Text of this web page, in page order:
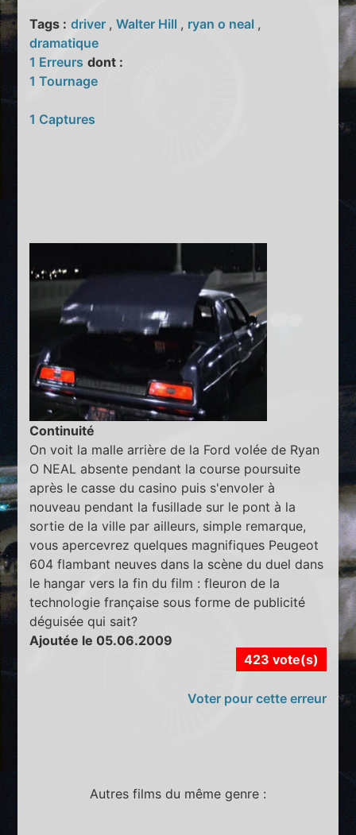
Tags : driver ,Walter Hill , ryan o neal ,
dramatique
1 Erreurs dont :
1 Tournage
1 Captures
Continuité
On voit la malle arrière de la Ford volée de Ryan
O NEAL absente pendant la course poursuite
après le casse du casino puis s'envoler à
nouveau pendant la fusillade sur le pont à la
sortie de la ville par ailleurs, simple remarque,
vous apercevrez quelques magnifiques Peugeot
604 flambant neuves dans la scène du duel dans
le hangar vers la fin du film : fleuron de la
technologie française sous forme de publicité
déguisée qui sait?
Ajoutée le 05.06.2009
423 vote(s)
Voter pour cette erreur
Autres films du même genre :